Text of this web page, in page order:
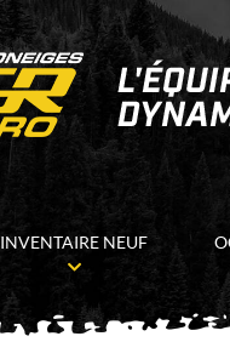
INVENTAIRE NEUF